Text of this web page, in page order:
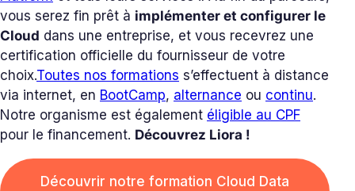
vous serez fin prêt à implémenter et configurer le
Cloud dans une entreprise, et vous recevrez une
certification officielle du fournisseur de votre
choix.Toutes nos formations s’effectuent à distance
via internet, en BootCamp, alternance ou continu.
Notre organisme est également éligible au CPF
pour le financement. Découvrez Liora !
Découvrir notre formation Cloud Data